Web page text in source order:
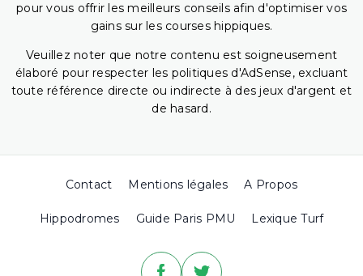
pour vous offrir les meilleurs conseils afin d'optimiser vos
gains sur les courses hippiques.
Veuillez noter que notre contenu est soigneusement
élaboré pour respecter les politiques d'AdSense, excluant
toute référence directe ou indirecte à des jeux d'argent et
de hasard.
Contact Mentions légales A Propos
Hippodromes Guide Paris PMU Lexique Turf